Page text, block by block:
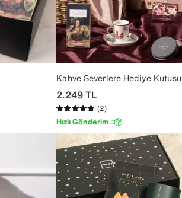
Kahve Severlere Hediye Kutusu
2.249TL
(2)
Hızlı Gönderim